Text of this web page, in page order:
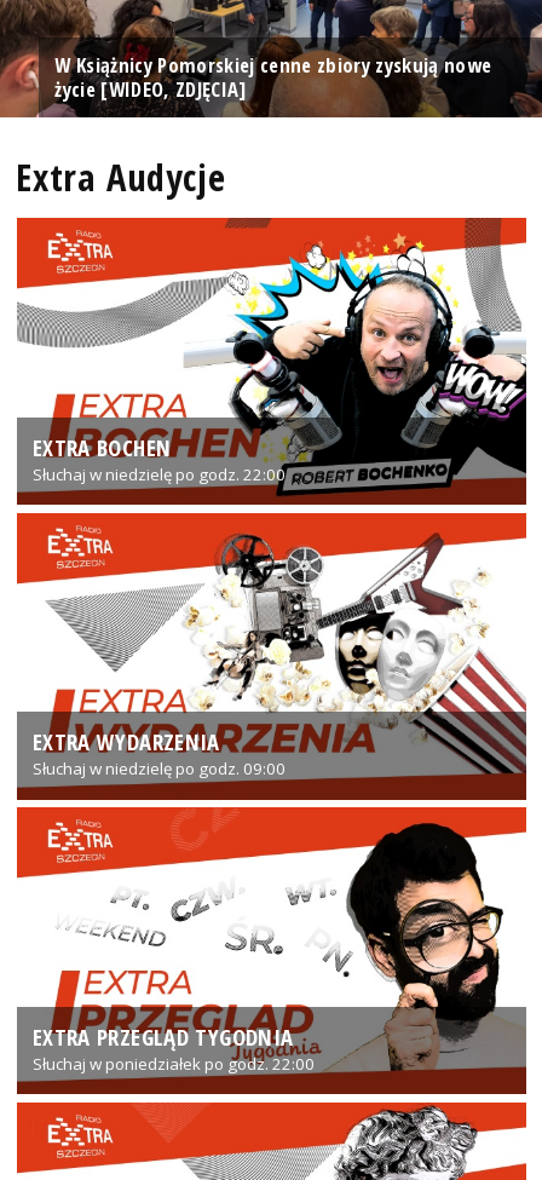
W Książnicy Pomorskiej cenne zbiory zyskują nowe
życie [WIDEO, ZDJĘCIA]
Extra Audycje
EXTRA BOCHEN
Słuchaj w niedzielę po godz. 22:00
EXTRA WYDARZENIA
Słuchaj w niedzielę po godz. 09:00
EXTRA PRZEGLĄD TYGODNIA
Słuchaj w poniedziałek po godz. 22:00